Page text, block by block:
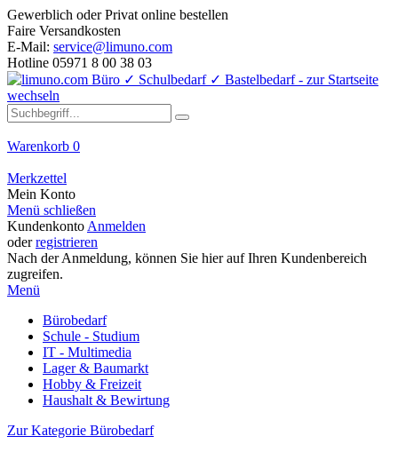
Gewerblich oder Privat online bestellen
Faire Versandkosten
E-Mail: service@limuno.com
Hotline 05971 8 00 38 03
Warenkorb 0
Merkzettel
Mein Konto
Menü schließen
Kundenkonto Anmelden
oderregistrieren
Nach der Anmeldung, können Sie hier auf Ihren Kundenbereich
zugreifen.
Menü
Bürobedarf
Schule - Studium
IT - Multimedia
Lager & Baumarkt
Hobby & Freizeit
Haushalt & Bewirtung
Zur Kategorie Bürobedarf